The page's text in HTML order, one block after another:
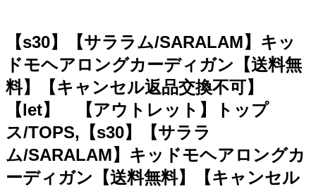
【s30】【サララム/SARALAM】キッ
ドモヘアロングカーディガン【送料無
料】【キャンセル返品交換不可】
【let】 【アウトレット】トップ
ス/TOPS,【s30】【サララ
ム/SARALAM】キッドモヘアロングカ
ーディガン【送料無料】【キャンセル